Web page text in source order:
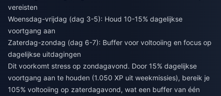
vereisten
Woensdag-vrijdag (dag 3-5): Houd 10-15% dagelijkse
voortgang aan
Zaterdag-zondag (dag 6-7): Buffer voor voltooiing en focus op
dagelijkse uitdagingen
Dit voorkomt stress op zondagavond. Door 15% dagelijkse
voortgang aan te houden (1.050 XP uit weekmissies), bereik je
105% voltooiing op zaterdagavond, wat een buffer van één